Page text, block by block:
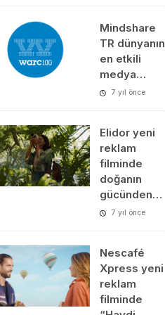
Mindshare
TR dünyanın
en etkili
medya…
7 yıl önce
Elidor yeni
reklam
filminde
doğanın
gücünden…
7 yıl önce
Nescafé
Xpress yeni
reklam
filminde